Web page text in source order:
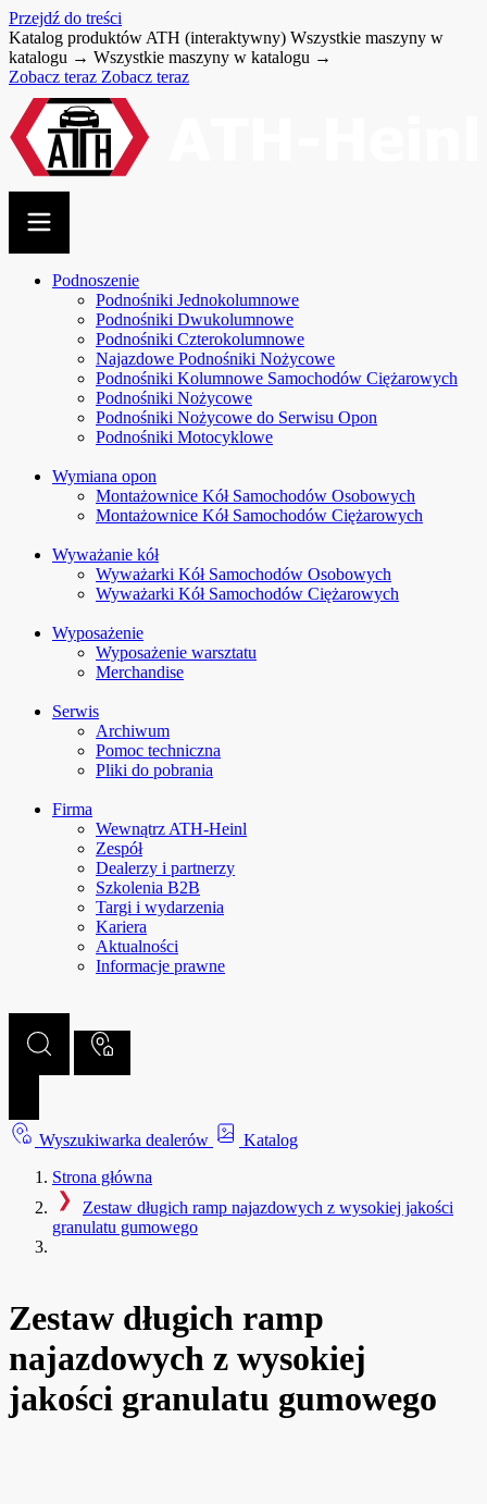
Przejdź do treści
Katalog produktów ATH (interaktywny) Wszystkie maszyny w
katalogu → Wszystkie maszyny w katalogu →
Zobacz teraz Zobacz teraz
Podnoszenie
Podnośniki Jednokolumnowe
Podnośniki Dwukolumnowe
Podnośniki Czterokolumnowe
Najazdowe Podnośniki Nożycowe
Podnośniki Kolumnowe Samochodów Ciężarowych
Podnośniki Nożycowe
Podnośniki Nożycowe do Serwisu Opon
Podnośniki Motocyklowe
Wymiana opon
Montażownice Kół Samochodów Osobowych
Montażownice Kół Samochodów Ciężarowych
Wyważanie kół
Wyważarki Kół Samochodów Osobowych
Wyważarki Kół Samochodów Ciężarowych
Wyposażenie
Wyposażenie warsztatu
Merchandise
Serwis
Archiwum
Pomoc techniczna
Pliki do pobrania
Firma
Wewnątrz ATH-Heinl
Zespół
Dealerzy i partnerzy
Szkolenia B2B
Targi i wydarzenia
Kariera
Aktualności
Informacje prawne
Wyszukiwarka dealerów
Katalog
Strona główna
Zestaw długich ramp najazdowych z wysokiej jakości
granulatu gumowego
Zestaw długich ramp
najazdowych z wysokiej
jakości granulatu gumowego